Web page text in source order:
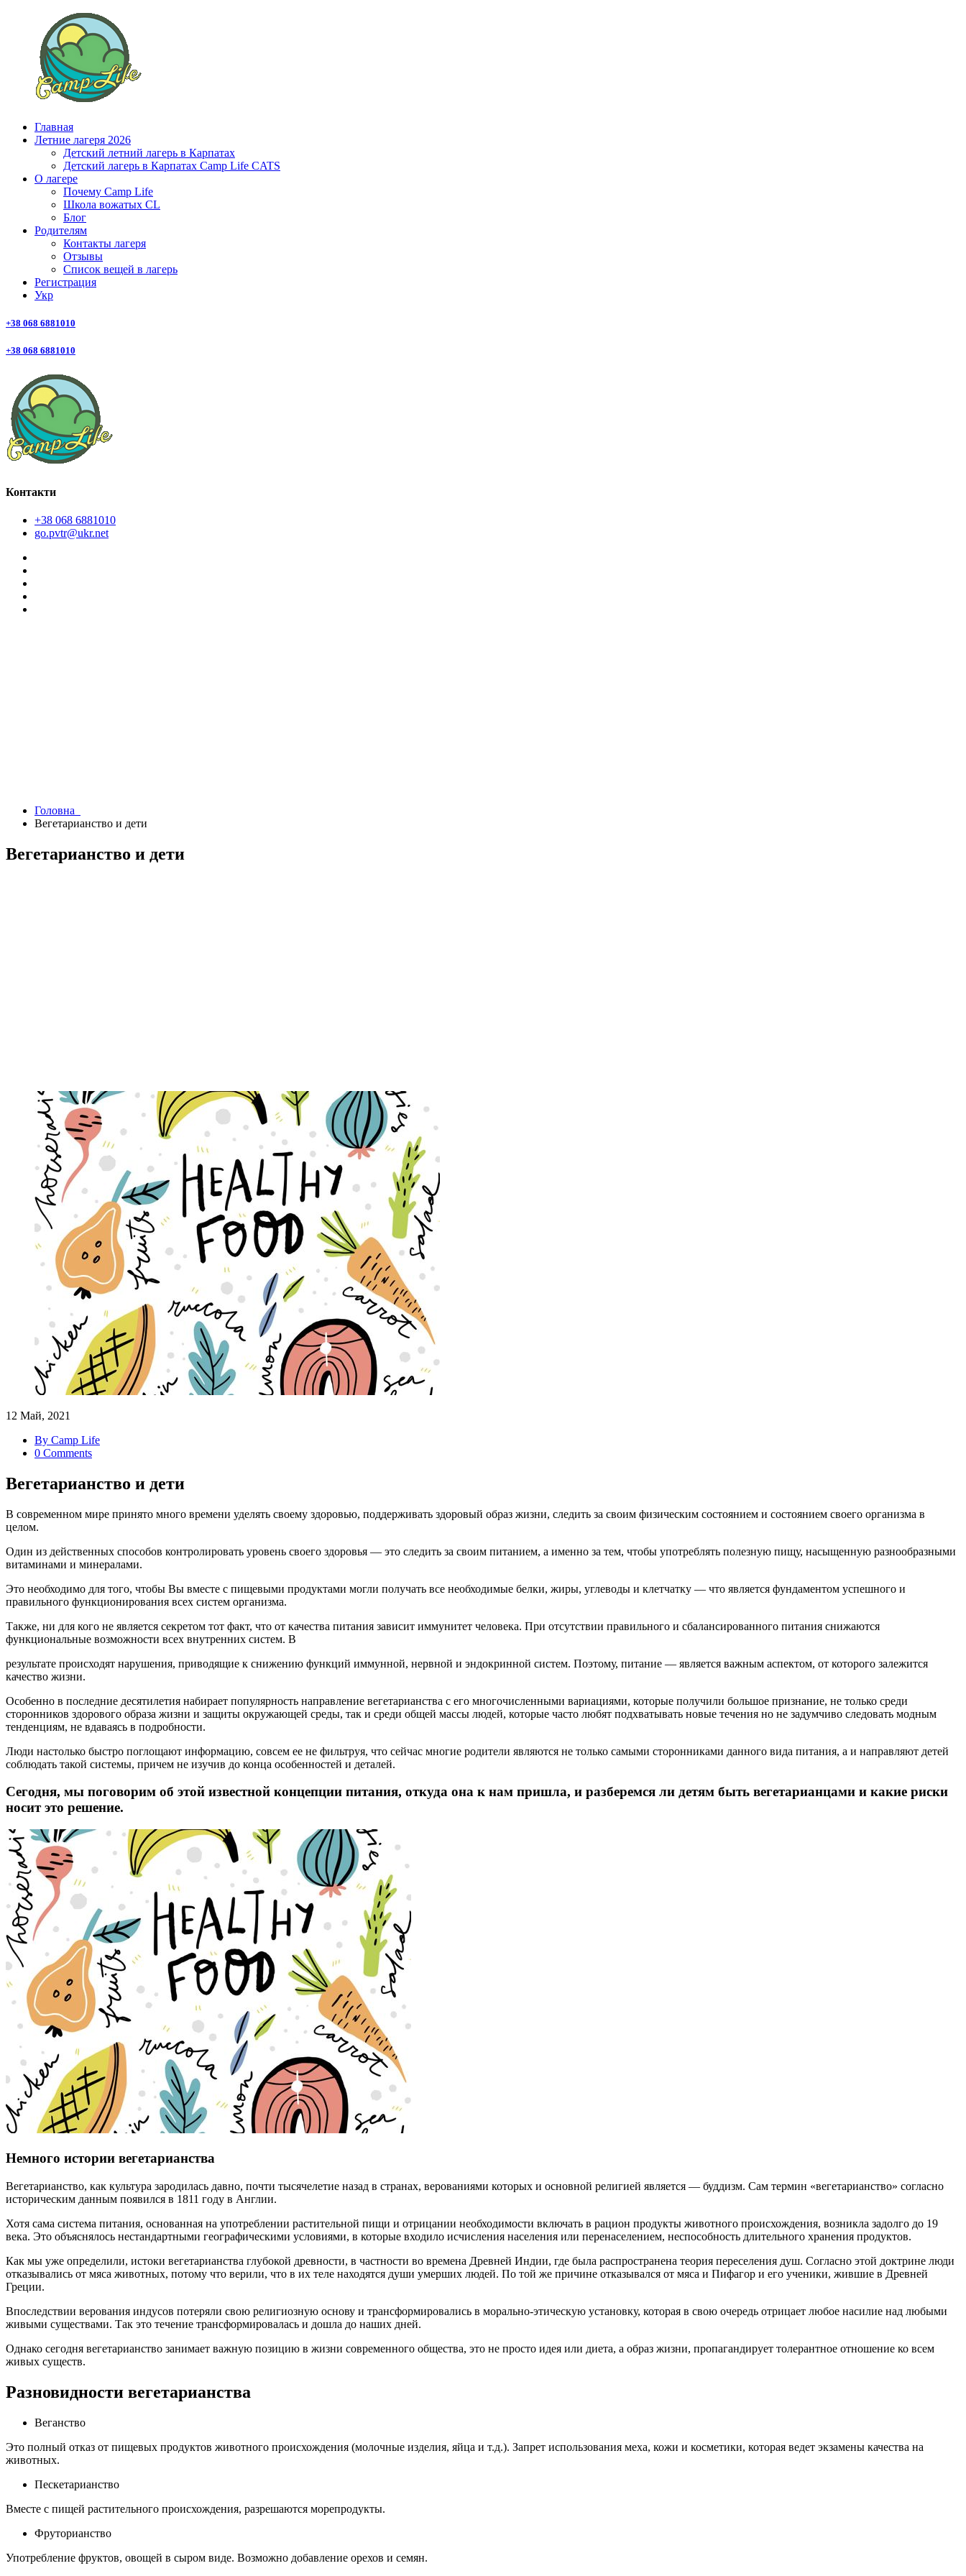
Главная
Летние лагеря 2026
Детский летний лагерь в Карпатах
Детский лагерь в Карпатах Сamp Life CATS
О лагере
Почему Camp Life
Школа вожатых CL
Блог
Родителям
Контакты лагеря
Отзывы
Список вещей в лагерь
Регистрация
Укр
+38 068 6881010
+38 068 6881010
Контакти
+38 068 6881010
go.pvtr@ukr.net
Головна
Вегетарианство и дети
Вегетарианство и дети
12 Май, 2021
By Camp Life
0 Comments
Вегетарианство и дети
В современном мире принято много времени уделять своему здоровью, поддерживать здоровый образ жизни, следить за своим физическим состоянием и состоянием своего организма в
целом.
Один из действенных способов контролировать уровень своего здоровья — это следить за своим питанием, а именно за тем, чтобы употреблять полезную пищу, насыщенную разнообразными
витаминами и минералами.
Это необходимо для того, чтобы Вы вместе с пищевыми продуктами могли получать все необходимые белки, жиры, углеводы и клетчатку — что является фундаментом успешного и
правильного функционирования всех систем организма.
Также, ни для кого не является секретом тот факт, что от качества питания зависит иммунитет человека. При отсутствии правильного и сбалансированного питания снижаются
функциональные возможности всех внутренних систем. В
результате происходят нарушения, приводящие к снижению функций иммунной, нервной и эндокринной систем. Поэтому, питание — является важным аспектом, от которого залежится
качество жизни.
Особенно в последние десятилетия набирает популярность направление вегетарианства с его многочисленными вариациями, которые получили большое признание, не только среди
сторонников здорового образа жизни и защиты окружающей среды, так и среди общей массы людей, которые часто любят подхватывать новые течения но не задумчиво следовать модным
тенденциям, не вдаваясь в подробности.
Люди настолько быстро поглощают информацию, совсем ее не фильтруя, что сейчас многие родители являются не только самыми сторонниками данного вида питания, а и направляют детей
соблюдать такой системы, причем не изучив до конца особенностей и деталей.
Сегодня, мы поговорим об этой известной концепции питания, откуда она к нам пришла, и разберемся ли детям быть вегетарианцами и какие риски
носит это решение.
Немного истории вегетарианства
Вегетарианство, как культура зародилась давно, почти тысячелетие назад в странах, верованиями которых и основной религией является — буддизм. Сам термин «вегетарианство» согласно
историческим данным появился в 1811 году в Англии.
Хотя сама система питания, основанная на употреблении растительной пищи и отрицании необходимости включать в рацион продукты животного происхождения, возникла задолго до 19
века. Это объяснялось нестандартными географическими условиями, в которые входило исчисления населения или перенаселением, неспособность длительного хранения продуктов.
Как мы уже определили, истоки вегетарианства глубокой древности, в частности во времена Древней Индии, где была распространена теория переселения душ. Согласно этой доктрине люди
отказывались от мяса животных, потому что верили, что в их теле находятся души умерших людей. По той же причине отказывался от мяса и Пифагор и его ученики, жившие в Древней
Греции.
Впоследствии верования индусов потеряли свою религиозную основу и трансформировались в морально-этическую установку, которая в свою очередь отрицает любое насилие над любыми
живыми существами. Так это течение трансформировалась и дошла до наших дней.
Однако сегодня вегетарианство занимает важную позицию в жизни современного общества, это не просто идея или диета, а образ жизни, пропагандирует толерантное отношение ко всем
живых существ.
Разновидности вегетарианства
Веганство
Это полный отказ от пищевых продуктов животного происхождения (молочные изделия, яйца и т.д.). Запрет использования меха, кожи и косметики, которая ведет экзамены качества на
животных.
Пескетарианство
Вместе с пищей растительного происхождения, разрешаются морепродукты.
Фруторианство
Употребление фруктов, овощей в сыром виде. Возможно добавление орехов и семян.